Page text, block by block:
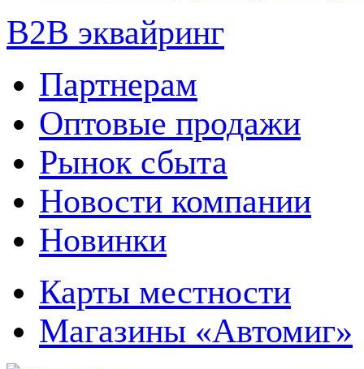
B2B эквайринг
Партнерам
Оптовые продажи
Рынок сбыта
Новости компании
Новинки
Карты местности
Магазины «Автомиг»